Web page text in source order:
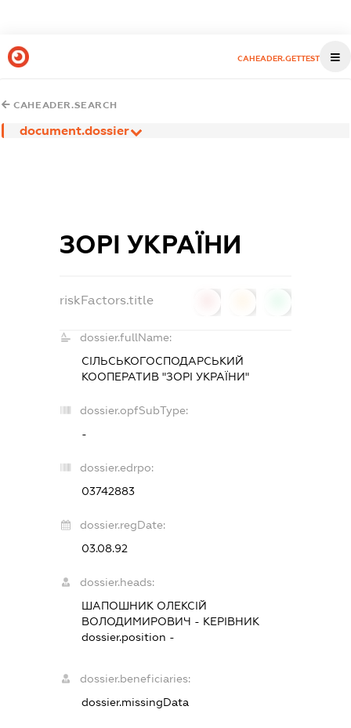
CAHEADER.GETTEST
CAHEADER.SEARCH
document.dossier
ЗОРІ УКРАЇНИ
riskFactors.title
dossier.fullName:
СІЛЬСЬКОГОСПОДАРСЬКИЙ
КООПЕРАТИВ "ЗОРІ УКРАЇНИ"
dossier.opfSubType:
-
dossier.edrpo:
03742883
dossier.regDate:
03.08.92
dossier.heads:
ШАПОШНИК ОЛЕКСІЙ
ВОЛОДИМИРОВИЧ - КЕРІВНИК
dossier.position -
dossier.beneficiaries:
dossier.missingData